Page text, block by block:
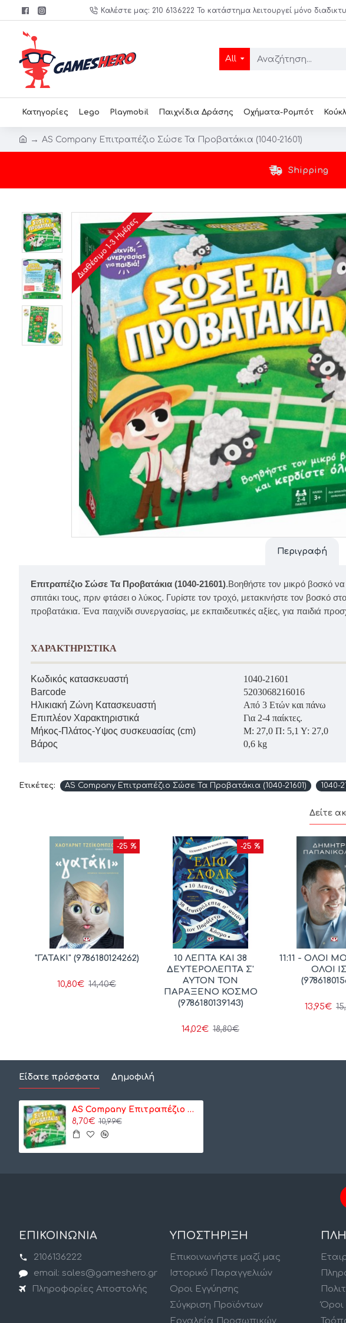
Καλέστε μας: 210 6136222 Το κατάστημα λειτουργεί μόνο
All
Κατηγορίες Lego Playmobil Παιχνίδια Δράσης Οχήματα-Ρομπότ
AS Company Επιτραπέζιο Σώσε Τα Προβατάκια (1040-21601)
Shipping
Διαθέσιμο 1-3 Ημέρες
Περιγραφή
Επιτραπέζιο Σώσε Τα Προβατάκια (1040-21601).Βοηθήστε τον μικρό βοσκό
σπιτάκι τους, πριν φτάσει ο λύκος. Γυρίστε τον τροχό, μετακινήστε τον βοσκό
προβατάκια. Ένα παιχνίδι συνεργασίας, με εκπαιδευτικές αξίες, για παιδιά
ΧΑΡΑΚΤΗΡΙΣΤΙΚΑ
Κωδικός κατασκευαστή
1040-21601
Barcode
5203068216016
Ηλικιακή Ζώνη Κατασκευαστή
Από 3 Ετών και πάνω
Επιπλέον Χαρακτηριστικά
Για 2-4 παίκτες.
Μήκος-Πλάτος-Υψος συσκευασίας (cm)
M: 27,0 Π: 5,1 Υ: 27,0
Βάρος
0,6 kg
Ετικέτες: AS Company Επιτραπέζιο Σώσε Τα Προβατάκια (1040-21601) 1040-
Δείτε
-25 %
"ΓΑΤΑΚΙ" (9786180124262)
10,80€ 14,40€
-25 %
10 ΛΕΠΤΑ ΚΑΙ 38
ΔΕΥΤΕΡΟΛΕΠΤΑ Σ'
ΑΥΤΟΝ ΤΟΝ
ΠΑΡΑΞΕΝΟ ΚΟΣΜΟ
(9786180139143)
14,02€ 18,80€
11:11 - ΟΛΟΙ
ΟΛΟΙ
13,95€
Είδατε πρόσφατα Δημοφιλή
AS Company Επιτραπέζιο Σώσε Τα Προβατάκια (1040-21601)
8,70€ 10,99€
ΕΠΙΚΟΙΝΩΝΙΑ
2106136222
email: sales@gameshero.gr
Πληροφορίες Αποστολής
ΥΠΟΣΤΗΡΙΞΗ
Επικοινωνήστε μαζί μας
Ιστορικό Παραγγελιών
Οροι Εγγύησης
Σύγκριση Προϊόντων
Εργαλεία Προσωπικών
Όροι